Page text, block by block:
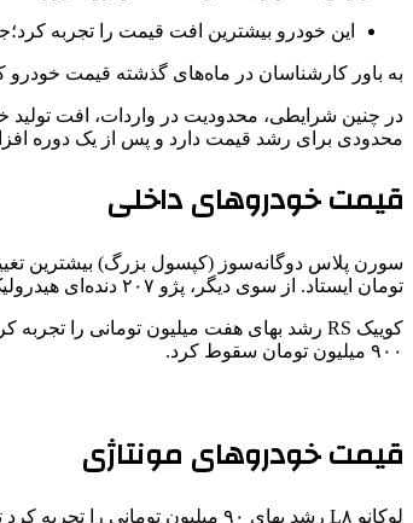
این خودرو بیشترین افت قیمت را تجربه
به باور کارشناسان در ماه‌های گذشته قیمت
در چنین شرایطی، محدودیت در واردات، افت تولید
محدودی برای رشد قیمت دارد و پس از یک دوره
قیمت خودروهای داخلی
تومان ایستاد. از سوی دیگر، پژو ۲۰۷ دنده‌ای هیدرولیک (TU۵P) نسبت به روز گذشته ۱۰ میلیون تومان ارزان شد تا در روز جاری با نرخ یک میلیارد و ۲۹۲ میلیون تومان مورد معامله قرار گیرد.
۹۰۰ میلیون تومان سقوط کرد.
قیمت خودروهای مونتاژی